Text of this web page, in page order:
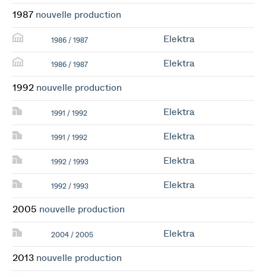
1987 nouvelle production
1986 / 1987 Elektra
1986 / 1987 Elektra
1992 nouvelle production
1991 / 1992 Elektra
1991 / 1992 Elektra
1992 / 1993 Elektra
1992 / 1993 Elektra
2005 nouvelle production
2004 / 2005 Elektra
2013 nouvelle production